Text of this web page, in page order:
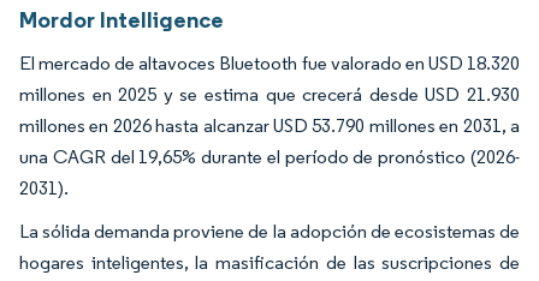
Mordor Intelligence
El mercado de altavoces Bluetooth fue valorado en USD 18.320
millones en 2025 y se estima que crecerá desde USD 21.930
millones en 2026 hasta alcanzar USD 53.790 millones en 2031, a
una CAGR del 19,65% durante el período de pronóstico (2026-
2031).
La sólida demanda proviene de la adopción de ecosistemas de
hogares inteligentes, la masificación de las suscripciones de